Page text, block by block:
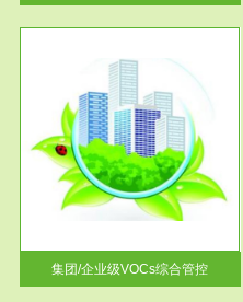
集团/企业级VOCs综合管控
服务范围
政府/园区级VOCs综合管控服务
根据《石化行业挥发性有机物综
合整治方案》文件要求，到2017
年，全...